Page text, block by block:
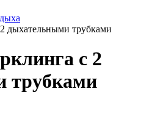
дыхательными трубками
с 2
трубками